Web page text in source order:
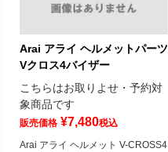
Arai アライ ヘルメットパーツ
Vクロス4バイザー
こちらはお取りよせ・予約対
象商品です
販売価格 ¥7,480税込
Arai アライ ヘルメット V-CROSS4